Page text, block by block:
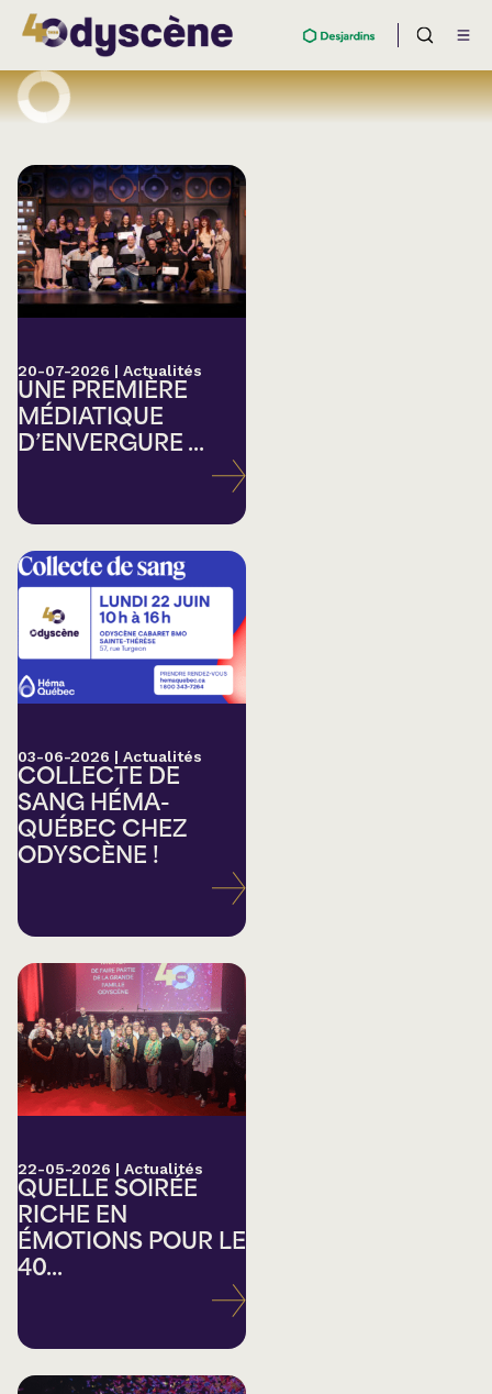
20-07-2026 | Actualités
UNE PREMIÈRE
MÉDIATIQUE
D’ENVERGURE ...
03-06-2026 | Actualités
COLLECTE DE
SANG HÉMA-
QUÉBEC CHEZ
ODYSCÈNE !
22-05-2026 | Actualités
QUELLE SOIRÉE
RICHE EN
ÉMOTIONS POUR LE
40...